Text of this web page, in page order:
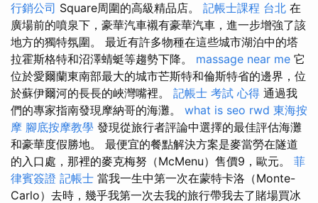
行銷公司 Square周圍的高級精品店。 記帳士課程 台北 在
廣場前的噴泉下，豪華汽車襯有豪華汽車，進一步增強了該
地方的獨特氛圍。 最近有許多物種在這些城市湖泊中的塔
拉霍斯格特和沼澤蜻蜓等趨勢下降。 massage near me 它
位於愛爾蘭東南部最大的城市芒斯特和倫斯特省的邊界，位
於蘇伊爾河的長長的峽灣嘴裡。 記帳士 考試 心得 通過我
們的專家指南發現摩納哥的海灘。 what is seo rwd 東海按
摩 腳底按摩教學 發現從旅行者評論中選擇的最佳評估海灘
和豪華度假勝地。 最便宜的餐點解決方案是麥當勞在隧道
的入口處，那裡的麥克梅努（McMenu）售價9，歐元。 菲
律賓簽證 記帳士 當我一生中第一次在蒙特卡洛（Monte-
Carlo）去時，幾乎我第一次去我的旅行帶我去了賭場買冰